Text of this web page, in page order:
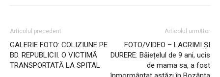
Articolul precedent
GALERIE FOTO: COLIZIUNE PE
BD. REPUBLICII. O VICTIMĂ
TRANSPORTATĂ LA SPITAL
Articolul următor
FOTO/VIDEO – LACRIMI ŞI
DURERE: Băiețelul de 9 ani, ucis
de mama sa, a fost